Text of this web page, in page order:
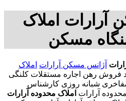
آرارات املاک
مسکن
آژانس مسکن آرارات املاک
فروش رهن اجاره مستقلات کلنگی
آقای مفاخری شبانه روزی کارشناس
آرارات املاک محدوده آرارات